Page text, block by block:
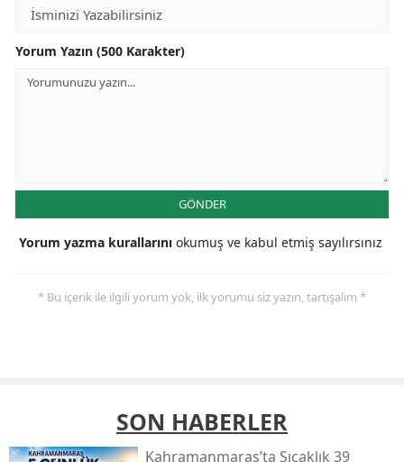
Yorum Yazın (500 Karakter)
GÖNDER
Yorum yazma kurallarını okumuş ve kabul etmiş sayılırsınız
* Bu içerik ile ilgili yorum yok, ilk yorumu siz yazın, tartışalım *
SON HABERLER
Kahramanmaraş’ta Sıcaklık 39